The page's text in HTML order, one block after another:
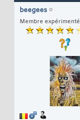
beegees
Membre expérimenté